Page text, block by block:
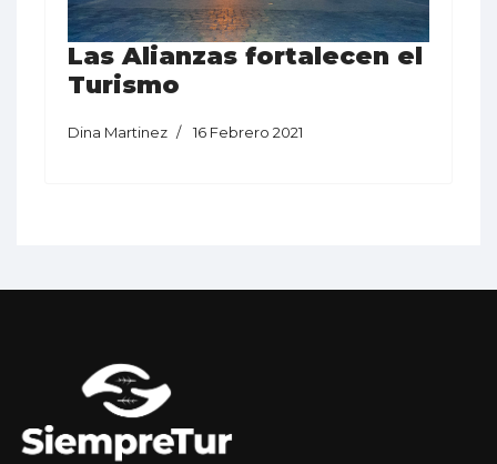
Las Alianzas fortalecen el
Turismo
Dina Martinez 16 Febrero 2021